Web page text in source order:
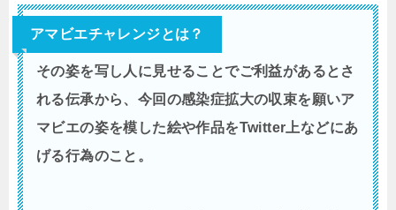
アマビエチャレンジとは？
その姿を写し人に見せることでご利益があるとさ
れる伝承から、今回の感染症拡大の収束を願いア
マビエの姿を模した絵や作品をTwitter上などにあ
げる行為のこと。